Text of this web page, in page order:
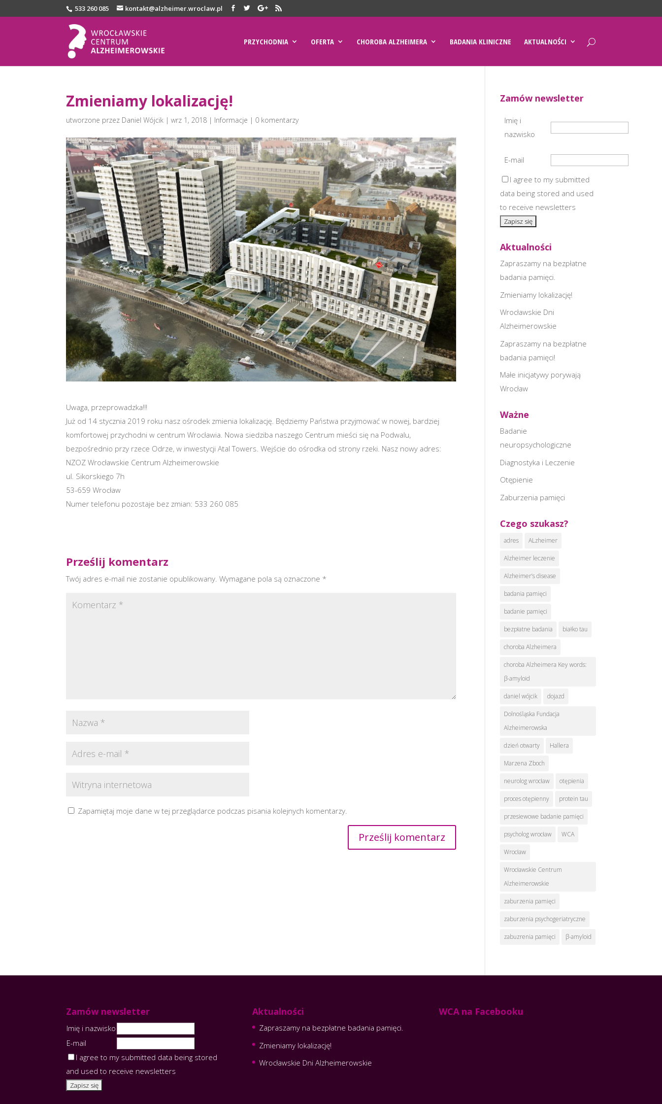
533 260 085 kontakt@alzheimer.wroclaw.pl
PRZYCHODNIA OFERTA CHOROBA ALZHEIMERA BADANIA KLINICZNE AKTUALNOŚCI
Zmieniamy lokalizację!
utworzone przez Daniel Wójcik |wrz 1, 2018 | Informacje | 0 komentarzy
Uwaga, przeprowadzka!!!
Już od 14 stycznia 2019 roku nasz ośrodek zmienia lokalizację. Będziemy Państwa przyjmować w nowej, bardziej
komfortowej przychodni w centrum Wrocławia. Nowa siedziba naszego Centrum mieści się na Podwalu,
bezpośrednio przy rzece Odrze, w inwestycji Atal Towers. Wejście do ośrodka od strony rzeki. Nasz nowy adres:
NZOZ Wrocławskie Centrum Alzheimerowskie
ul. Sikorskiego 7h
53-659 Wrocław
Numer telefonu pozostaje bez zmian: 533 260 085
Prześlij komentarz
Twój adres e-mail nie zostanie opublikowany. Wymagane pola są oznaczone *
Zapamiętaj moje dane w tej przeglądarce podczas pisania kolejnych komentarzy.
Zamów newsletter
Imię i
nazwisko
E-mail
I agree to my submitted
data being stored and used
to receive newsletters
Aktualności
Zapraszamy na bezpłatne
badania pamięci.
Zmieniamy lokalizację!
Wrocławskie Dni
Alzheimerowskie
Zapraszamy na bezpłatne
badania pamięci!
Małe inicjatywy porywają
Wrocław
Ważne
Badanie
neuropsychologiczne
Diagnostyka i Leczenie
Otępienie
Zaburzenia pamięci
Czego szukasz?
adres ALzheimer
Alzheimer leczenie
Alzheimer’s disease
badania pamięci
badanie pamięci
bezpłatne badania białko tau
choroba Alzheimera
choroba Alzheimera Key words:
β-amyloid
daniel wójcik dojazd
Dolnośląska Fundacja
Alzheimerowska
dzień otwarty Hallera
Marzena Zboch
neurolog wrocław otępienia
proces otępienny protein tau
przesiewowe badanie pamięci
psycholog wrocław WCA
Wrocław
Wrocławskie Centrum
Alzheimerowskie
zaburzenia pamięci
zaburzenia psychogeriatryczne
zabuzrenia pamięci β-amyloid
Zamów newsletter
Imię i nazwisko
E-mail
I agree to my submitted data being stored
and used to receive newsletters
Aktualności
Zapraszamy na bezpłatne badania pamięci.
Zmieniamy lokalizację!
Wrocławskie Dni Alzheimerowskie
WCA na Facebooku